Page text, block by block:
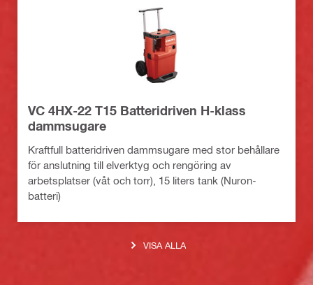
VC 4HX-22 T15 Batteridriven H-klass
dammsugare
Kraftfull batteridriven dammsugare med stor behållare
för anslutning till elverktyg och rengöring av
arbetsplatser (våt och torr), 15 liters tank (Nuron-
batteri)
VISA ALLA